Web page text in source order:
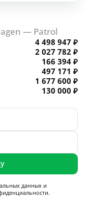
— Patrol
4 498 947 ₽
2 027 782 ₽
166 394 ₽
497 171 ₽
1 677 600 ₽
130 000 ₽
данныхи